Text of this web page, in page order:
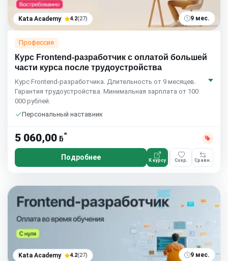
Kata Academy 4.2(27) 9 мес.
Профессия
Курс Frontend-разработчик с оплатой большей
части курса после трудоустройства
Курс Frontend-разработчика. Длительность от 9 месяцев.
Гарантия трудоустройства. Минимальная зарплата от 100
000 рублей.
Персональный наставник
5 060,00 ƃ*
Подробнее К курсу Сохр. Сравн.
Kata Academy 4.2(27) 9 мес.